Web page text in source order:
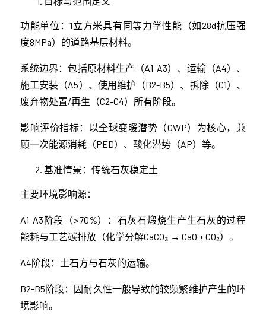
功能单位：1立方米具有同等力学性能（如28d抗压强
度8MPa）的道路基层材料。
系统边界：包括原材料生产（A1-A3）、运输（A4）、
施工安装（A5）、使用维护（B2-B5）、拆除（C1）、
废弃物处置/再生（C2-C4）所有阶段。
影响评价指标：以全球变暖潜势（GWP）为核心，兼
顾一次能源消耗（PED）、酸化潜势（AP）等。
基准情景：传统石灰稳定土
主要环境影响源：
A1-A3阶段（>70%）：石灰石煅烧生产生石灰的过程
能耗与工艺碳排放（化学分解CaCO₃ → CaO + CO₂）。
A4阶段：土石方与石灰的运输。
B2-B5阶段：因耐久性一般导致的较频繁维护产生的环
境影响。